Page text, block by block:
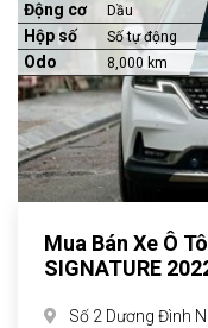
Động cơ Dầu
Hộp số Số tự động
Odo 8,000 km
Mua Bán Xe Ô
SIGNATURE
Số 2 Dương Đình